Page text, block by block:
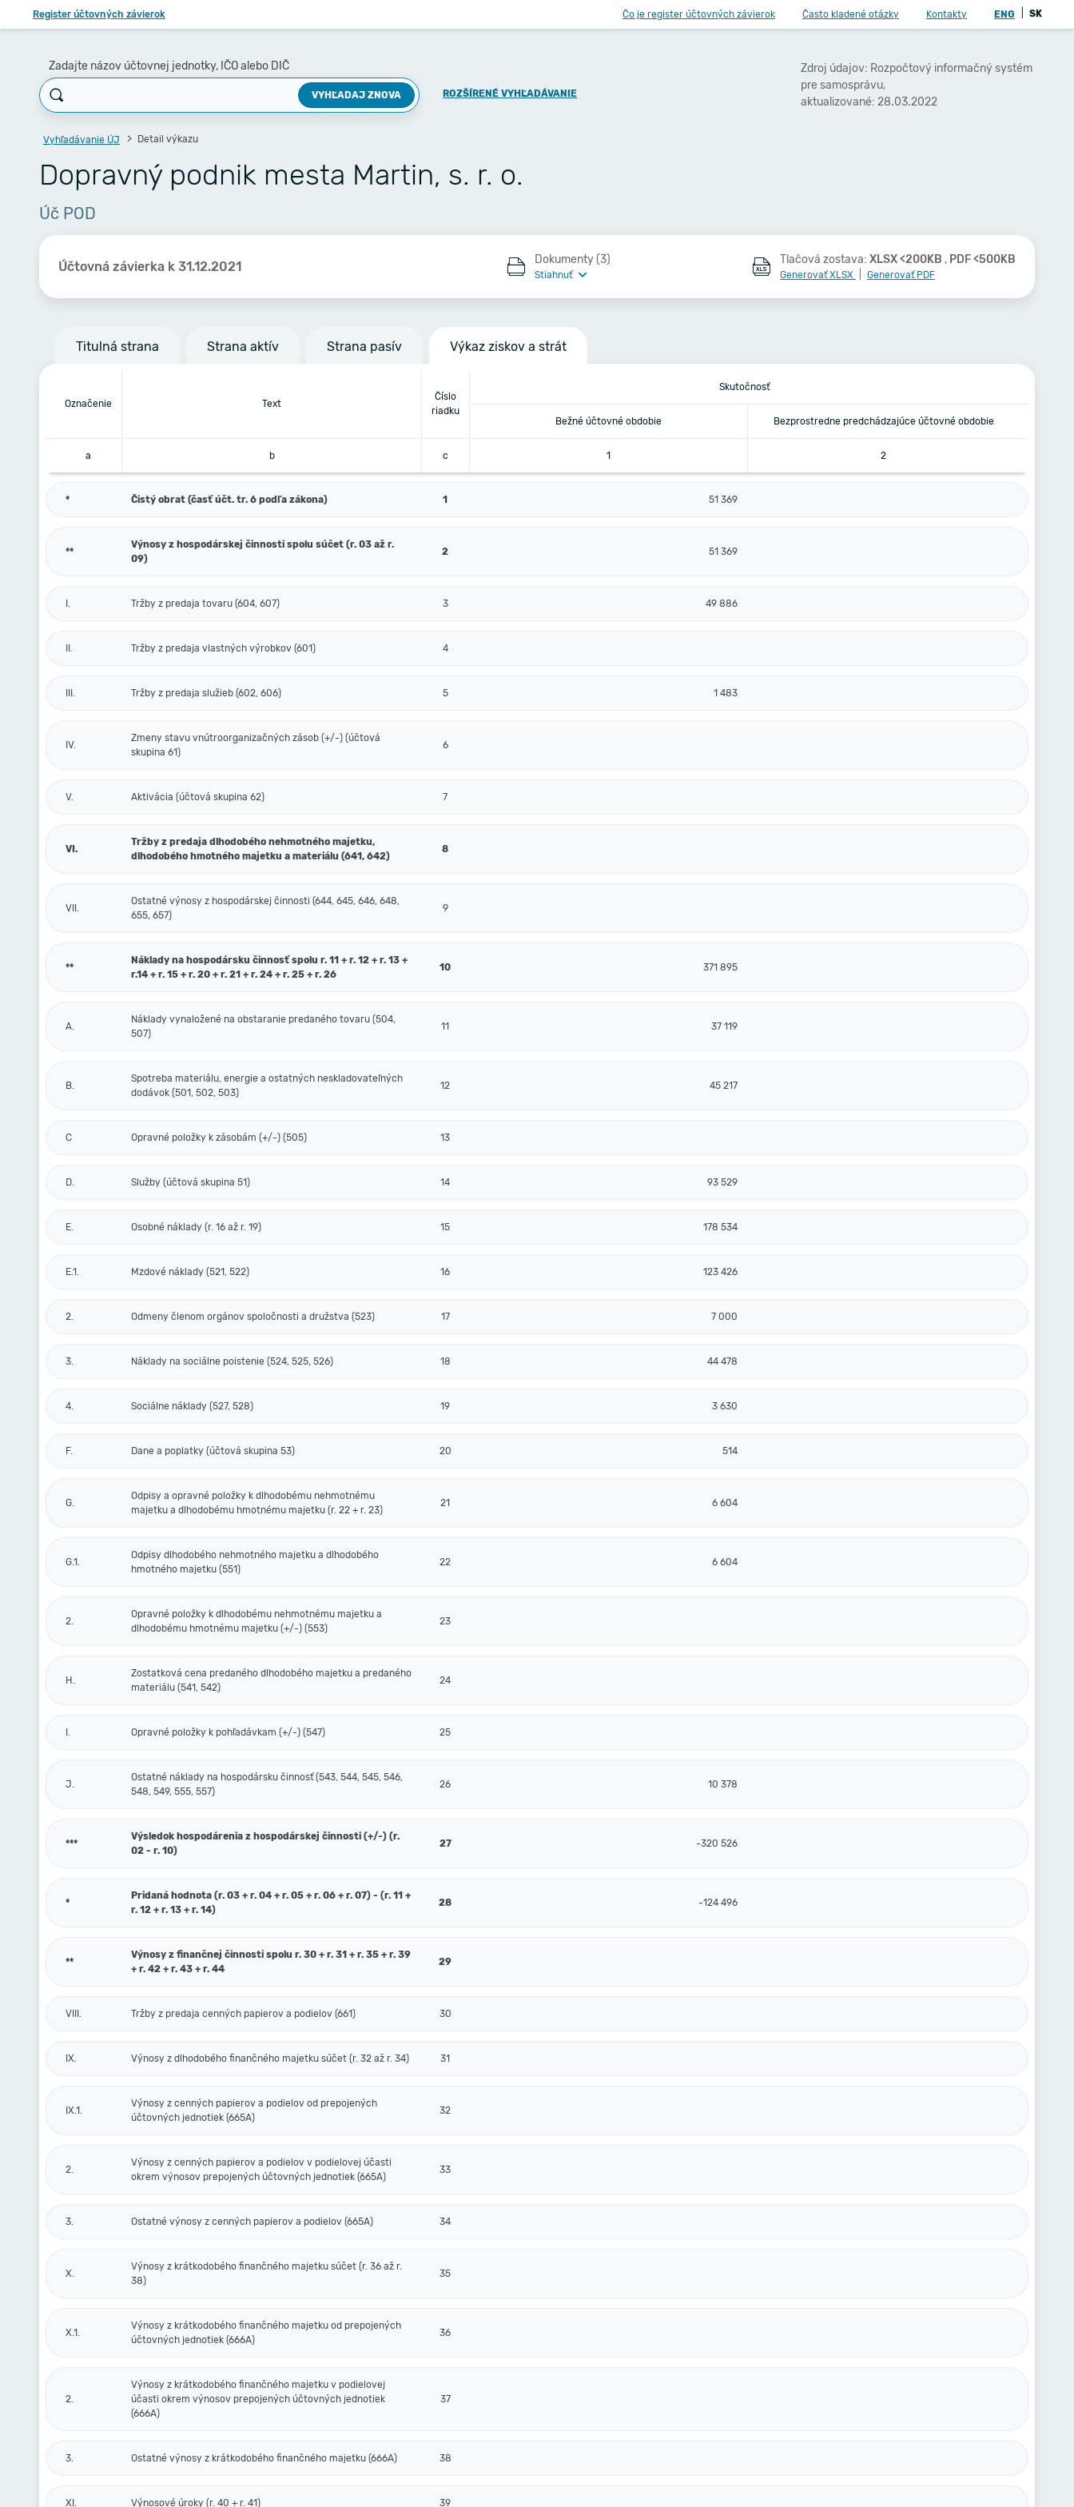
Register účtovných závierok Čo je register účtovných závierok Často kladené otázky Kontakty ENG SK
Zadajte názov účtovnej jednotky, IČO alebo DIČ
VYHĽADAJ ZNOVA ROZŠÍRENÉ VYHĽADÁVANIE
Zdroj údajov: Rozpočtový informačný systém
pre samosprávu,
aktualizované: 28.03.2022
Vyhľadávanie ÚJ Detail výkazu
Dopravný podnik mesta Martin, s. r. o.
Úč POD
Účtovná závierka k 31.12.2021 Dokumenty (3)
Stiahnuť
Tlačová zostava: XLSX <200KB , PDF <500KB
Generovať XLSX Generovať PDF
Titulná strana Strana aktív Strana pasív Výkaz ziskov a strát
Označenie Text
Číslo
riadku
Skutočnosť
Bežné účtovné obdobie Bezprostredne predchádzajúce účtovné obdobie
a b c 1 2
* Čistý obrat (časť účt. tr. 6 podľa zákona) 1 51 369
**
Výnosy z hospodárskej činnosti spolu súčet (r. 03 až r.
09)
2 51 369
I. Tržby z predaja tovaru (604, 607) 3 49 886
II. Tržby z predaja vlastných výrobkov (601) 4
III. Tržby z predaja služieb (602, 606) 5 1 483
IV.
Zmeny stavu vnútroorganizačných zásob (+/-) (účtová
skupina 61)
6
V. Aktivácia (účtová skupina 62) 7
VI.
Tržby z predaja dlhodobého nehmotného majetku,
dlhodobého hmotného majetku a materiálu (641, 642)
8
VII.
Ostatné výnosy z hospodárskej činnosti (644, 645, 646, 648,
655, 657)
9
**
Náklady na hospodársku činnosť spolu r. 11 + r. 12 + r. 13 +
r.14 + r. 15 + r. 20 + r. 21 + r. 24 + r. 25 + r. 26
10 371 895
A.
Náklady vynaložené na obstaranie predaného tovaru (504,
507)
11 37 119
B.
Spotreba materiálu, energie a ostatných neskladovateľných
dodávok (501, 502, 503)
12 45 217
C Opravné položky k zásobám (+/-) (505) 13
D. Služby (účtová skupina 51) 14 93 529
E. Osobné náklady (r. 16 až r. 19) 15 178 534
E.1. Mzdové náklady (521, 522) 16 123 426
2. Odmeny členom orgánov spoločnosti a družstva (523) 17 7 000
3. Náklady na sociálne poistenie (524, 525, 526) 18 44 478
4. Sociálne náklady (527, 528) 19 3 630
F. Dane a poplatky (účtová skupina 53) 20 514
G.
Odpisy a opravné položky k dlhodobému nehmotnému
majetku a dlhodobému hmotnému majetku (r. 22 + r. 23)
21 6 604
G.1.
Odpisy dlhodobého nehmotného majetku a dlhodobého
hmotného majetku (551)
22 6 604
2.
Opravné položky k dlhodobému nehmotnému majetku a
dlhodobému hmotnému majetku (+/-) (553)
23
H.
Zostatková cena predaného dlhodobého majetku a predaného
materiálu (541, 542)
24
I. Opravné položky k pohľadávkam (+/-) (547) 25
J.
Ostatné náklady na hospodársku činnosť (543, 544, 545, 546,
548, 549, 555, 557)
26 10 378
***
Výsledok hospodárenia z hospodárskej činnosti (+/-) (r.
02 - r. 10)
27 -320 526
*
Pridaná hodnota (r. 03 + r. 04 + r. 05 + r. 06 + r. 07) - (r. 11 +
r. 12 + r. 13 + r. 14)
28 -124 496
**
Výnosy z finančnej činnosti spolu r. 30 + r. 31 + r. 35 + r. 39
+ r. 42 + r. 43 + r. 44
29
VIII. Tržby z predaja cenných papierov a podielov (661) 30
IX. Výnosy z dlhodobého finančného majetku súčet (r. 32 až r. 34) 31
IX.1.
Výnosy z cenných papierov a podielov od prepojených
účtovných jednotiek (665A)
32
2.
Výnosy z cenných papierov a podielov v podielovej účasti
okrem výnosov prepojených účtovných jednotiek (665A)
33
3. Ostatné výnosy z cenných papierov a podielov (665A) 34
X.
Výnosy z krátkodobého finančného majetku súčet (r. 36 až r.
38)
35
X.1.
Výnosy z krátkodobého finančného majetku od prepojených
účtovných jednotiek (666A)
36
2.
Výnosy z krátkodobého finančného majetku v podielovej
účasti okrem výnosov prepojených účtovných jednotiek
(666A)
37
3. Ostatné výnosy z krátkodobého finančného majetku (666A) 38
XI. Výnosové úroky (r. 40 + r. 41) 39